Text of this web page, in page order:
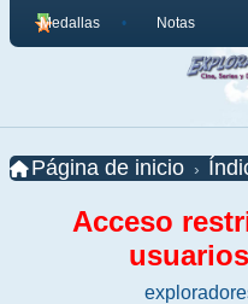
Medallas Notas
Página de inicio
Acceso